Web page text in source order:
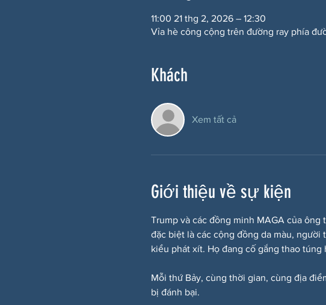
11:00 21 thg 2, 2026 – 12:30
Vỉa hè công cộng trên đường ray phía
Khách
Xem tất cả
Giới thiệu về sự kiện
Trump và các đồng minh MAGA của
đặc biệt là các cộng đồng da màu,
kiểu phát xít. Họ đang cố gắng thao
Mỗi thứ Bảy, cùng thời gian, cùng địa
bị đánh bại.